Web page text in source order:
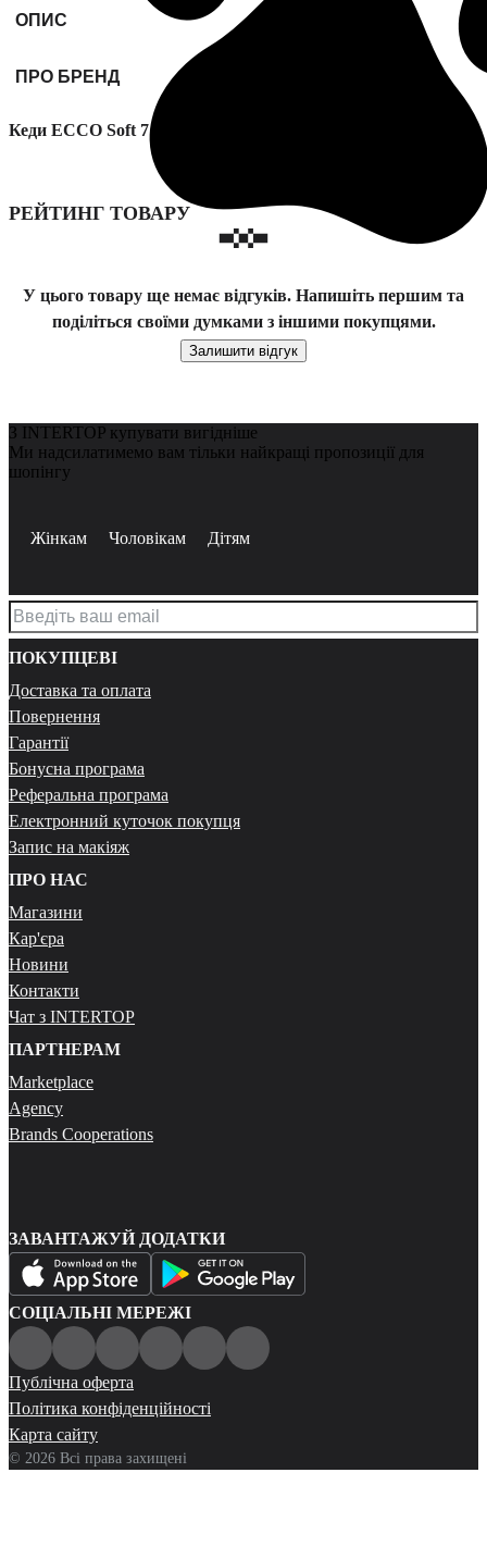
ОПИС
ПРО БРЕНД
Кеди ECCO Soft 7 модель 43000311023
РЕЙТИНГ ТОВАРУ
У цього товару ще немає відгуків. Напишіть першим та
поділіться своїми думками з іншими покупцями.
Залишити відгук
З INTERTOP купувати вигідніше
Ми надсилатимемо вам тільки найкращі пропозиції для
шопінгу
Жінкам Чоловікам Дітям
ПОКУПЦЕВІ
Доставка та оплата
Повернення
Гарантії
Бонусна програма
Реферальна програма
Електронний куточок покупця
Запис на макіяж
ПРО НАС
Магазини
Кар'єра
Новини
Контакти
Чат з INTERTOP
ПАРТНЕРАМ
Marketplace
Agency
Brands Cooperations
ЗАВАНТАЖУЙ ДОДАТКИ
СОЦІАЛЬНІ МЕРЕЖІ
Публічна оферта
Політика конфіденційності
Карта сайту
© 2026 Всі права захищені